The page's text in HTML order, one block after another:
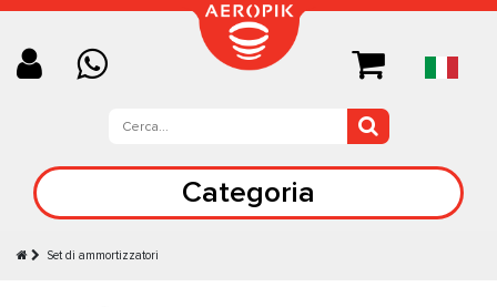
Categoria
Set di ammortizzatori